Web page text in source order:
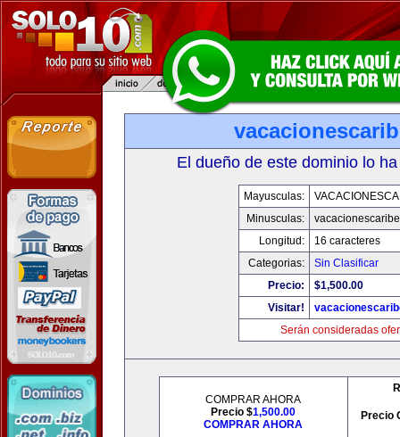
El dueño de este dominio lo
Mayusculas:
Minusculas:
Longitud:
16 caracteres
Categorias:
Sin Clasificar
Precio:
$1,500.00
Visitar!
Serán consideradas
COMPRAR AHORA
Precio $1,500.00
COMPRAR AHORA
Precio